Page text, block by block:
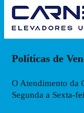
Políticas de
O Atendimento da
Segunda a Sexta-